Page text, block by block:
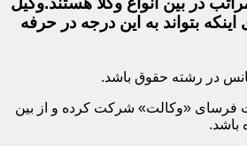
بتواند به این درجه در حرفه
فرسای «وکالت» شرکت کرده و از بین
باشد.